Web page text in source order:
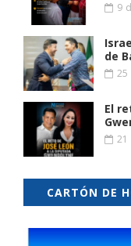
9
de
El
CARTÓN DE